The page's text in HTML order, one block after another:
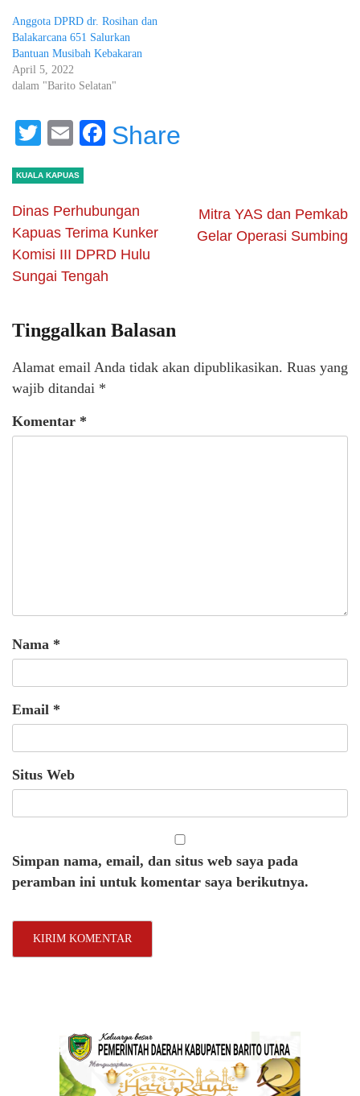
Anggota DPRD dr. Rosihan dan
Balakarcana 651 Salurkan
Bantuan Musibah Kebakaran
April 5, 2022
dalam "Barito Selatan"
Twitter
EmailFacebook
Share
KUALA KAPUAS
Dinas Perhubungan
Kapuas Terima Kunker
Komisi III DPRD Hulu
Sungai Tengah
Mitra YAS dan Pemkab
Gelar Operasi Sumbing
Tinggalkan Balasan
Alamat email Anda tidak akan dipublikasikan. Ruas yang
wajib ditandai *
Komentar *
Nama *
Email *
Situs Web
Simpan nama, email, dan situs web saya pada
peramban ini untuk komentar saya berikutnya.